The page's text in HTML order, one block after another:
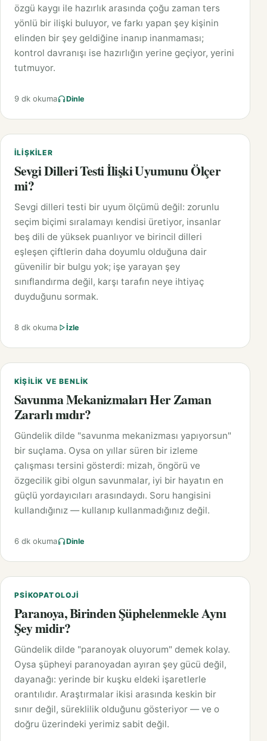
özgü kaygı ile hazırlık arasında çoğu zaman ters
yönlü bir ilişki buluyor, ve farkı yapan şey kişinin
elinden bir şey geldiğine inanıp inanmaması;
kontrol davranışı ise hazırlığın yerine geçiyor, yerini
tutmuyor.
9 dk okuma Dinle
İLIŞKILER
Sevgi Dilleri Testi İlişki Uyumunu Ölçer
mi?
Sevgi dilleri testi bir uyum ölçümü değil: zorunlu
seçim biçimi sıralamayı kendisi üretiyor, insanlar
beş dili de yüksek puanlıyor ve birincil dilleri
eşleşen çiftlerin daha doyumlu olduğuna dair
güvenilir bir bulgu yok; işe yarayan şey
sınıflandırma değil, karşı tarafın neye ihtiyaç
duyduğunu sormak.
8 dk okuma İzle
KIŞILIK VE BENLIK
Savunma Mekanizmaları Her Zaman
Zararlı mıdır?
Gündelik dilde "savunma mekanizması yapıyorsun"
bir suçlama. Oysa on yıllar süren bir izleme
çalışması tersini gösterdi: mizah, öngörü ve
özgecilik gibi olgun savunmalar, iyi bir hayatın en
güçlü yordayıcıları arasındaydı. Soru hangisini
kullandığınız — kullanıp kullanmadığınız değil.
6 dk okuma Dinle
PSIKOPATOLOJI
Paranoya, Birinden Şüphelenmekle Aynı
Şey midir?
Gündelik dilde "paranoyak oluyorum" demek kolay.
Oysa şüpheyi paranoyadan ayıran şey gücü değil,
dayanağı: yerinde bir kuşku eldeki işaretlerle
orantılıdır. Araştırmalar ikisi arasında keskin bir
sınır değil, süreklilik olduğunu gösteriyor — ve o
doğru üzerindeki yerimiz sabit değil.